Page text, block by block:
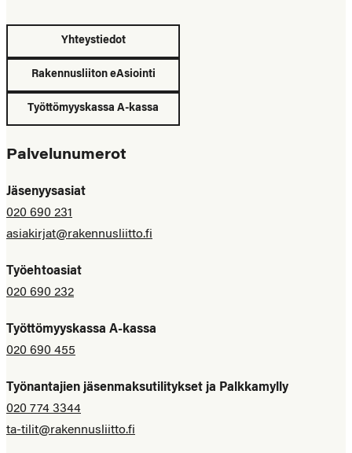
Yhteystiedot
Rakennusliiton eAsiointi
Työttömyyskassa A-kassa
Palvelunumerot
Jäsenyysasiat
020 690 231
asiakirjat@rakennusliitto.fi
Työehtoasiat
020 690 232
Työttömyyskassa A-kassa
020 690 455
Työnantajien jäsenmaksutilitykset ja Palkkamylly
020 774 3344
ta-tilit@rakennusliitto.fi